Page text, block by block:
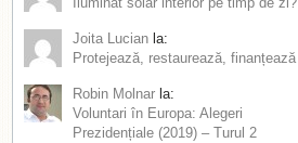
Joita Lucian la:
Protejează, restaurează, finanțează
Robin Molnar la:
Voluntari în Europa: Alegeri
Prezidențiale (2019) – Turul 2